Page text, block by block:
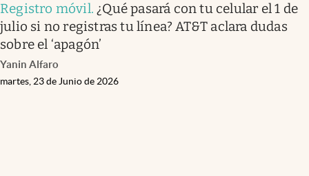
Registro móvil. ¿Qué pasará con tu celular el 1 de
julio si no registras tu línea? AT&T aclara dudas
sobre el ‘apagón’
Yanin Alfaro
martes, 23 de Junio de 2026